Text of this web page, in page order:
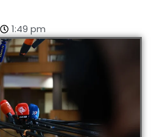
1:49 pm